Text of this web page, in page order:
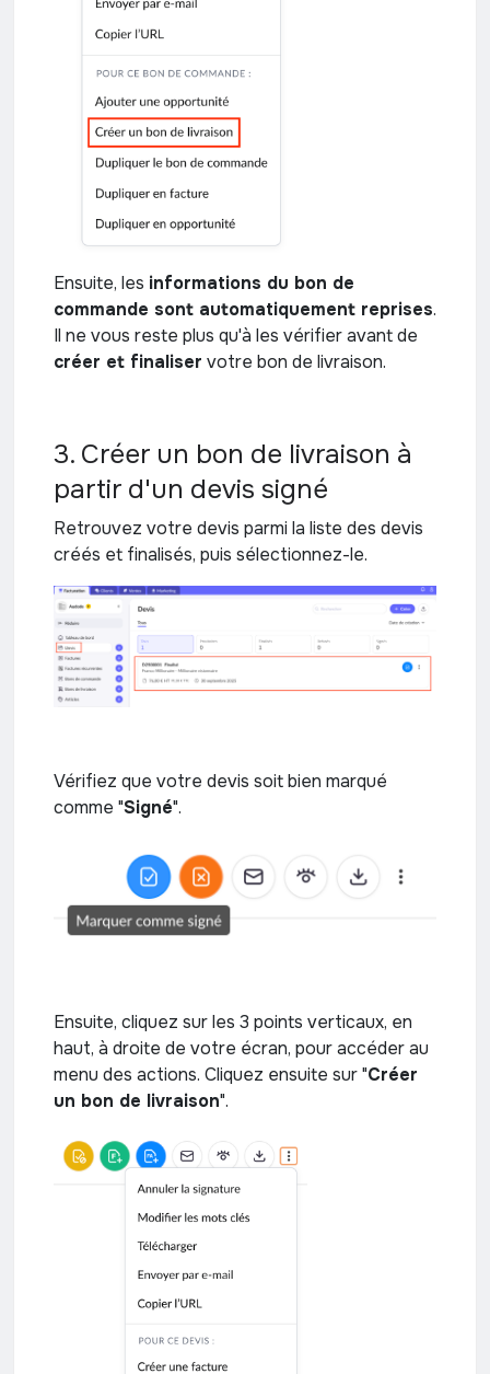
Ensuite, les informations du bon de
commande sont automatiquement reprises.
Il ne vous reste plus qu'à les vérifier avant de
créer et finaliser votre bon de livraison.
3. Créer un bon de livraison à
partir d'un devis signé
Retrouvez votre devis parmi la liste des devis
créés et finalisés, puis sélectionnez-le.
Vérifiez que votre devis soit bien marqué
comme "Signé".
Ensuite, cliquez sur les 3 points verticaux, en
haut, à droite de votre écran, pour accéder au
menu des actions. Cliquez ensuite sur "Créer
un bon de livraison".